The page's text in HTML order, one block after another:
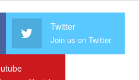
Twitter
Join us on Twitter